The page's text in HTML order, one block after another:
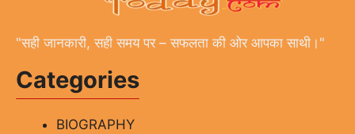
"सही जानकारी, सही समय पर – सफलता की ओर आपका साथी।"
Categories
BIOGRAPHY